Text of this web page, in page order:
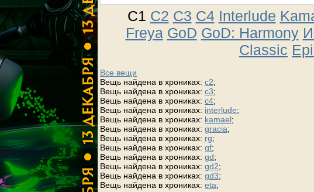
C1 C2 C3 C4 Interlude
Freya GoD GoD: Harmony
Classic
Все вещи
Вещь найдена в хрониках: c2;
Вещь найдена в хрониках: c3;
Вещь найдена в хрониках: c4;
Вещь найдена в хрониках: interlude;
Вещь найдена в хрониках: kamael;
Вещь найдена в хрониках: gracia;
Вещь найдена в хрониках: rg;
Вещь найдена в хрониках: gf;
Вещь найдена в хрониках: gd;
Вещь найдена в хрониках: gd2;
Вещь найдена в хрониках: gd3;
Вещь найдена в хрониках: eta;